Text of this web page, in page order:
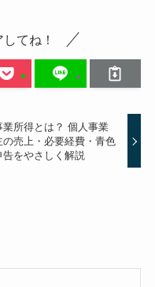
てね！
業所得とは？ 個人事業
の売上・必要経費・青色
告をやさしく解説